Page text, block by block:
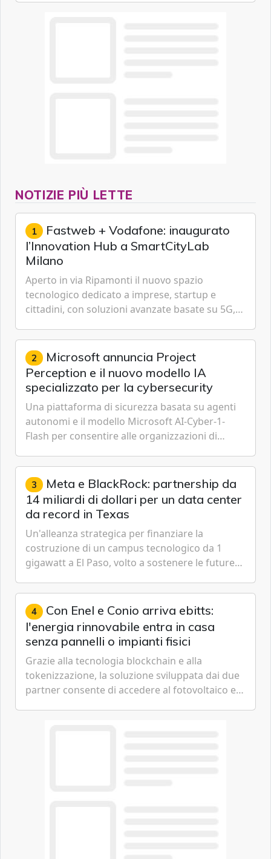
NOTIZIE PIÙ LETTE
1 Fastweb + Vodafone: inaugurato
l’Innovation Hub a SmartCityLab
Milano
Aperto in via Ripamonti il nuovo spazio
tecnologico dedicato a imprese, startup e
cittadini, con soluzioni avanzate basate su 5G,
Cybersecurity.
2 Microsoft annuncia Project
Perception e il nuovo modello IA
specializzato per la cybersecurity
Una piattaforma di sicurezza basata su agenti
autonomi e il modello Microsoft AI-Cyber-1-
Flash per consentire alle organizzazioni di
gestione continua del rischio.
3 Meta e BlackRock: partnership da
14 miliardi di dollari per un data center
da record in Texas
Un'alleanza strategica per finanziare la
costruzione di un campus tecnologico da 1
gigawatt a El Paso, volto a sostenere le future
artificiale dell'azienda di Mark Zuckerberg.
4 Con Enel e Conio arriva ebitts:
l'energia rinnovabile entra in casa
senza pannelli o impianti fisici
Grazie alla tecnologia blockchain e alla
tokenizzazione, la soluzione sviluppata dai due
partner consente di accedere al fotovoltaico e